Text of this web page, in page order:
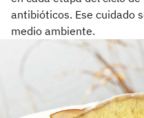
antibióticos. Ese cuidado
medio ambiente.